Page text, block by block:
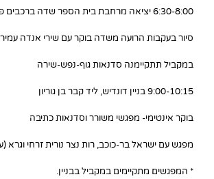
6:30-8:00 יציאה מרחבת בית הספר שדה ברכבים פרטיים.
סיור בעקבות הרועה משדה בוקר עם שירי אנדה
במקביל תתקיימנה סדנאות גוף-נפש-שירה
9:00-10:15 בניין דונדיש, ליד קבר בן גוריון
בוקר אינטימי- מפגשי משורר וסדנאות כתיבה
מפגש עם ישראל בר-כוכב, רות נצר נורית זרחי וגרא
* המפגשים מתקיימים במקביל בבניין.